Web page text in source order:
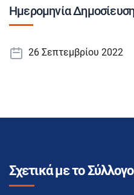
Ημερομηνία
26 Σεπτεμβρίου 2022
Σχετικά με το Σύλλογο